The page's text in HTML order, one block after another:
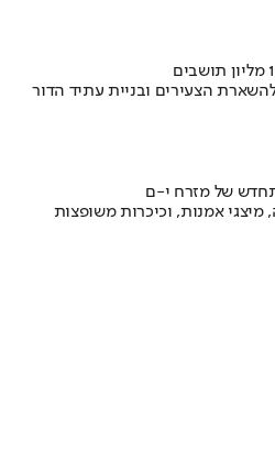
הצעירים ובניית עתיד הדור
של מזרח י-ם
אמנות, וכיכרות משופצות